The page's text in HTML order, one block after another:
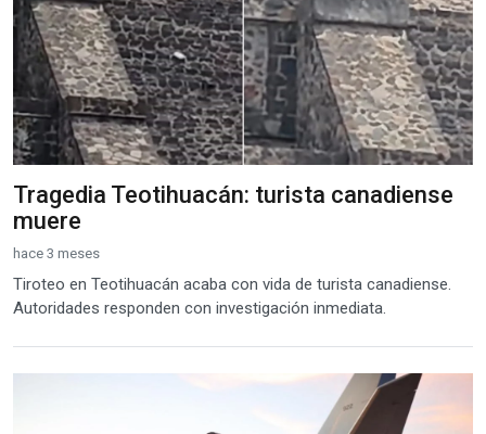
Tragedia Teotihuacán: turista canadiense
muere
hace 3 meses
Tiroteo en Teotihuacán acaba con vida de turista canadiense.
Autoridades responden con investigación inmediata.